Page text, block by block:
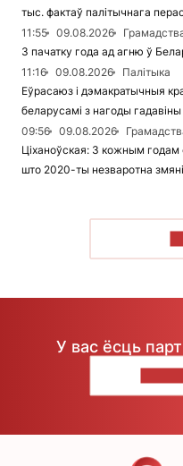
тыс. фактаў палітычнага
11:55
09.08.2026
З пачатку года ад агню ў
11:16
09.08.2026
Палітыка
Еўрасаюз і дэмакратычныя
беларусамі з нагоды
09:56
09.08.2026
Ціханоўская: З кожным годам
што 2020-ты незваротна
У вас ёсць